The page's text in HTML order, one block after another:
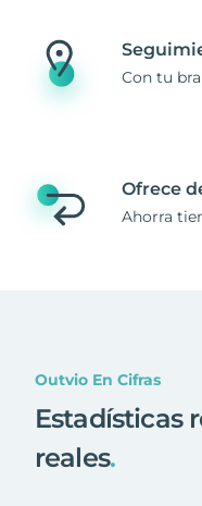
Con tu
Ofrece
Ahorra
Outvio En Cifras
Estadísticas
reales.